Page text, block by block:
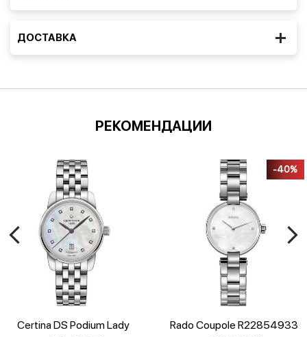
ДОСТАВКА
РЕКОМЕНДАЦИИ
Certina DS Podium Lady
Rado Coupole R22854933
-40%